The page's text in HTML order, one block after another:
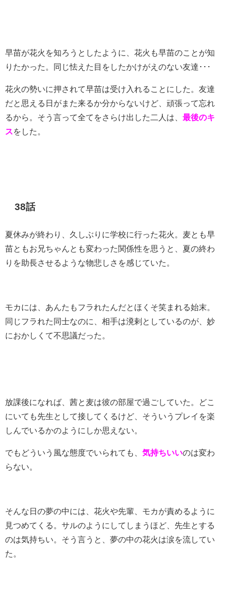
早苗が花火を知ろうとしたように、花火も早苗のことが知
りたかった。同じ怯えた目をしたかけがえのない友達･･･
花火の勢いに押されて早苗は受け入れることにした。友達
だと思える日がまた来るか分からないけど、頑張って忘れ
るから。そう言って全てをさらけ出した二人は、 最後のキ
ス をした。
38話
夏休みが終わり、久しぶりに学校に行った花火。麦とも早
苗ともお兄ちゃんとも変わった関係性を思うと、夏の終わ
りを助長させるような物悲しさを感じていた。
モカには、あんたもフラれたんだとほくそ笑まれる始末。
同じフラれた同士なのに、相手は溌剌としているのが、妙
におかしくて不思議だった。
放課後になれば、茜と麦は彼の部屋で過ごしていた。どこ
にいても先生として接してくるけど、そういうプレイを楽
しんでいるかのようにしか思えない。
でもどういう風な態度でいられても、 気持ちいいのは変わ
らない。
そんな日の夢の中には、花火や先輩、モカが責めるように
見つめてくる。サルのようにしてしまうほど、先生とする
のは気持ちい。そう言うと、夢の中の花火は涙を流してい
た。